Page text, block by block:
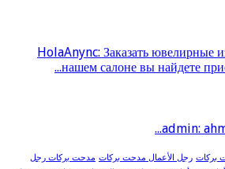
HolaAnync: Заказать ювелирные
нашем салоне вы найдете
admin:
بركات رجل الأعمال مدحت بركات مدحت بركات رجل